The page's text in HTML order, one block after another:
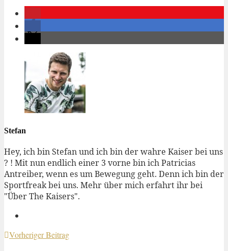
Stefan
Hey, ich bin Stefan und ich bin der wahre Kaiser bei uns
? ! Mit nun endlich einer 3 vorne bin ich Patricias
Antreiber, wenn es um Bewegung geht. Denn ich bin der
Sportfreak bei uns. Mehr über mich erfahrt ihr bei
"Über The Kaisers".
Vorheriger Beitrag